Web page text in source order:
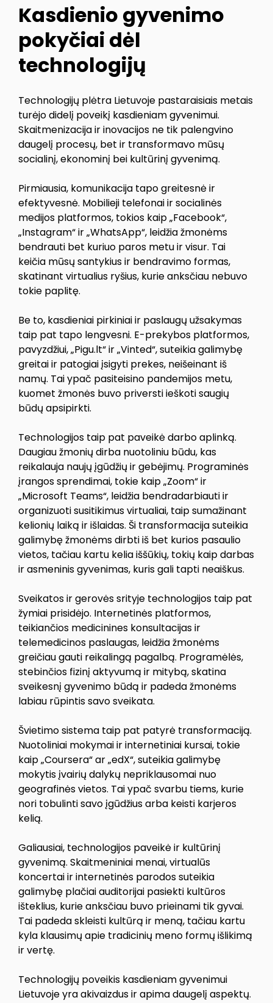
Kasdienio gyvenimo
pokyčiai dėl
technologijų
Technologijų plėtra Lietuvoje pastaraisiais metais
turėjo didelį poveikį kasdieniam gyvenimui.
Skaitmenizacija ir inovacijos ne tik palengvino
daugelį procesų, bet ir transformavo mūsų
socialinį, ekonominį bei kultūrinį gyvenimą.
Pirmiausia, komunikacija tapo greitesnė ir
efektyvesnė. Mobilieji telefonai ir socialinės
medijos platformos, tokios kaip „Facebook“,
„Instagram“ ir „WhatsApp“, leidžia žmonėms
bendrauti bet kuriuo paros metu ir visur. Tai
keičia mūsų santykius ir bendravimo formas,
skatinant virtualius ryšius, kurie anksčiau nebuvo
tokie paplitę.
Be to, kasdieniai pirkiniai ir paslaugų užsakymas
taip pat tapo lengvesni. E-prekybos platformos,
pavyzdžiui, „Pigu.lt“ ir „Vinted“, suteikia galimybę
greitai ir patogiai įsigyti prekes, neišeinant iš
namų. Tai ypač pasiteisino pandemijos metu,
kuomet žmonės buvo priversti ieškoti saugių
būdų apsipirkti.
Technologijos taip pat paveikė darbo aplinką.
Daugiau žmonių dirba nuotoliniu būdu, kas
reikalauja naujų įgūdžių ir gebėjimų. Programinės
įrangos sprendimai, tokie kaip „Zoom“ ir
„Microsoft Teams“, leidžia bendradarbiauti ir
organizuoti susitikimus virtualiai, taip sumažinant
kelionių laiką ir išlaidas. Ši transformacija suteikia
galimybę žmonėms dirbti iš bet kurios pasaulio
vietos, tačiau kartu kelia iššūkių, tokių kaip darbas
ir asmeninis gyvenimas, kuris gali tapti neaiškus.
Sveikatos ir gerovės srityje technologijos taip pat
žymiai prisidėjo. Internetinės platformos,
teikiančios medicinines konsultacijas ir
telemedicinos paslaugas, leidžia žmonėms
greičiau gauti reikalingą pagalbą. Programėlės,
stebinčios fizinį aktyvumą ir mitybą, skatina
sveikesnį gyvenimo būdą ir padeda žmonėms
labiau rūpintis savo sveikata.
Švietimo sistema taip pat patyrė transformaciją.
Nuotoliniai mokymai ir internetiniai kursai, tokie
kaip „Coursera“ ar „edX“, suteikia galimybę
mokytis įvairių dalykų nepriklausomai nuo
geografinės vietos. Tai ypač svarbu tiems, kurie
nori tobulinti savo įgūdžius arba keisti karjeros
kelią.
Galiausiai, technologijos paveikė ir kultūrinį
gyvenimą. Skaitmeniniai menai, virtualūs
koncertai ir internetinės parodos suteikia
galimybę plačiai auditorijai pasiekti kultūros
išteklius, kurie anksčiau buvo prieinami tik gyvai.
Tai padeda skleisti kultūrą ir meną, tačiau kartu
kyla klausimų apie tradicinių meno formų išlikimą
ir vertę.
Technologijų poveikis kasdieniam gyvenimui
Lietuvoje yra akivaizdus ir apima daugelį aspektų.